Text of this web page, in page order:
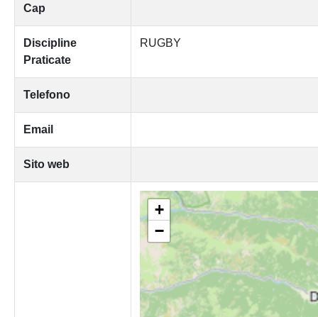
Cap
Discipline
Praticate
RUGBY
Telefono
Email
Sito web
+
−